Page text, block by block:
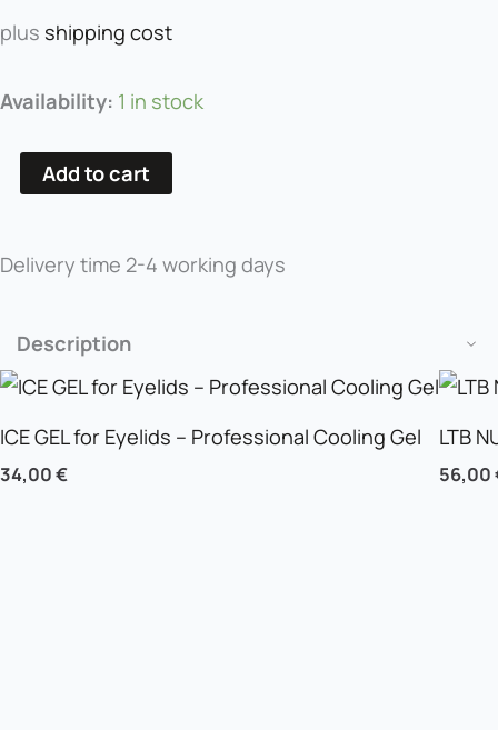
plus shipping cost
Availability: 1 in stock
Coloressense
Ambition
4.65
Add to cart
Delivery time 2-4 working days
Description
ICE GEL for Eyelids – Professional Cooling Gel
34,00€
LTB
56,00